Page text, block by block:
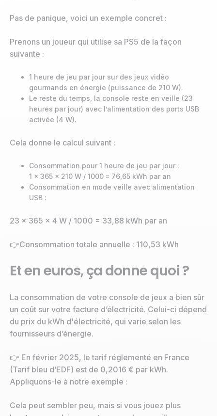
Pas de panique, voici un exemple concret :
Prenons un joueur qui utilise sa PS5 de la façon
suivante :
1 heure de jeu par jour sur des jeux vidéo
gourmands en énergie (puissance de 210 W).
Le reste du temps, la console reste en veille (23
heures par jour) avec l’alimentation des ports USB
activée (4 W).
Cela donne le calcul suivant :
Consommation pour 1 heure de jeu par jour :
1 x 365 x 210 W / 1000 = 76,65 kWh par an
Consommation en mode veille avec alimentation
USB :
23 x 365 x 4 W / 1000 = 33,88 kWh par an
👉Consommation totale annuelle : 110,53 kWh
Et en euros, ça donne quoi ?
La consommation de votre console de jeux a bien sûr
un coût sur votre facture d’électricité. Celui-ci dépend
du prix du kWh d'électricité, qui varie selon les
fournisseurs d’énergie.
👉 En février 2025, le tarif réglementé en France
(Tarif bleu d’EDF) est de 0,2016 € par kWh.
Appliquons-le à notre exemple :
Cela peut sembler peu, mais si vous jouez plus